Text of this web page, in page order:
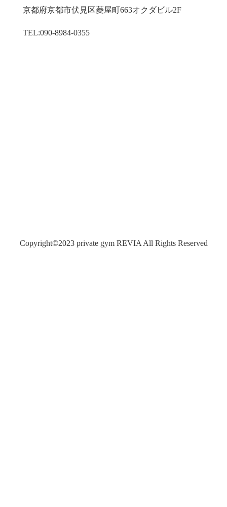
京都府京都市伏見区菱屋町663オクダビル2F
TEL:090-8984-0355
Copyright©2023 private gym REVIA All Rights Reserved